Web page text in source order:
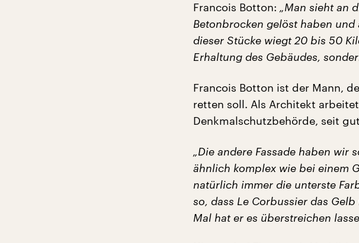
Francois Botton: „Man sieht an
Betonbrocken gelöst haben und
dieser Stücke wiegt 20 bis 50
Erhaltung des Gebäudes,
Francois Botton ist der Mann,
retten soll. Als Architekt
Denkmalschutzbehörde, seit
„Die andere Fassade haben wir
ähnlich komplex wie bei einem
natürlich immer die unterste
so, dass Le Corbussier das
Mal hat er es überstreichen